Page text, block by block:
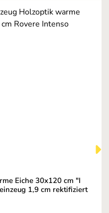
Eiche 30x120 cm "I
1,9 cm rektifiziert